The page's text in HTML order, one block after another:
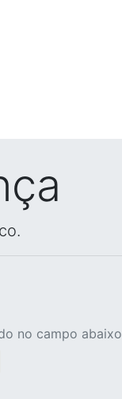
no campo abaixo